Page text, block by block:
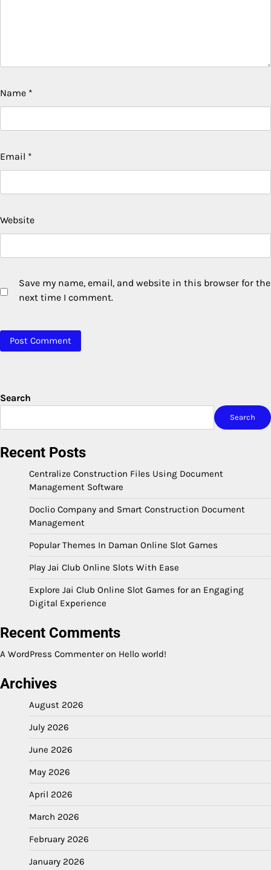
Name *
Email *
Website
Save my name, email, and website in this browser for the
next time I comment.
Search
Search
Recent Posts
Centralize Construction Files Using Document
Management Software
Doclio Company and Smart Construction Document
Management
Popular Themes In Daman Online Slot Games
Play Jai Club Online Slots With Ease
Explore Jai Club Online Slot Games for an Engaging
Digital Experience
Recent Comments
A WordPress Commenteron Hello world!
Archives
August 2026
July 2026
June 2026
May 2026
April 2026
March 2026
February 2026
January 2026